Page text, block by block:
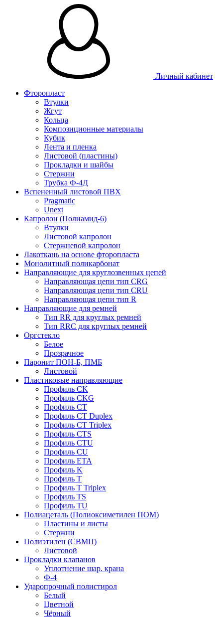
Личный кабинет
Фторопласт
Втулки
Жгут
Кольца
Композиционные материалы
Кубик
Лента и пленка
Листовой (пластины)
Прокладки и шайбы
Стержни
Трубка Ф-4Д
Вспененный листовой ПВХ
Pragmatic
Unext
Капролон (Полиамид-6)
Втулки
Листовой капролон
Стержневой капролон
Лакоткань на основе фторопласта
Монолитный поликарбонат
Направляющие для круглозвенных цепей
Направляющая цепи тип CRG
Направляющая цепи тип CRU
Направляющая цепи тип R
Направляющие для ремней
Тип RR для круглых ремней
Тип RRС для круглых ремней
Оргстекло
Белое
Прозрачное
Паронит ПОН-Б, ПМБ
Листовой
Пластиковые направляющие
Профиль CK
Профиль CKG
Профиль CT
Профиль CT Duplex
Профиль CT Triplex
Профиль CTS
Профиль CTU
Профиль CU
Профиль ETA
Профиль K
Профиль T
Профиль T Triplex
Профиль TS
Профиль TU
Полиацеталь (Полиоксиметилен ПОМ)
Пластины и листы
Стержни
Полиэтилен (СВМП)
Листовой
Прокладки клапанов
Уплотнение шар. крана
Ф-4
Ударопрочный полистирол
Белый
Цветной
Чёрный